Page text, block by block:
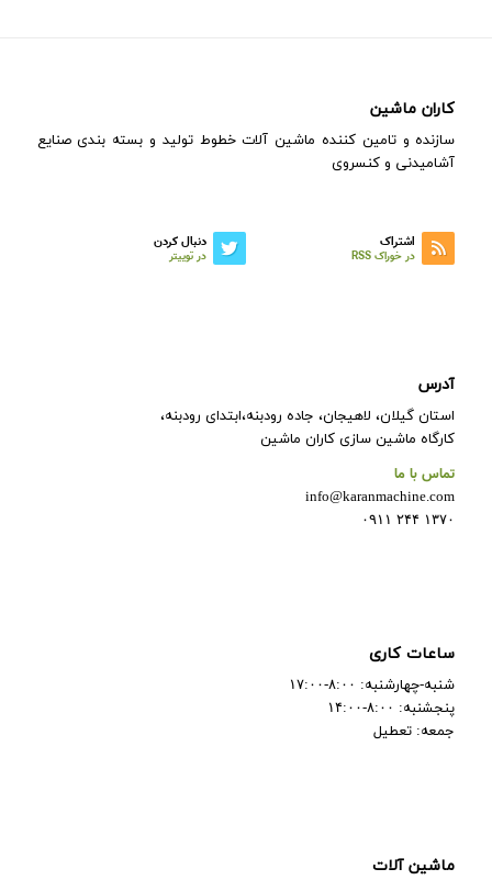
کاران ماشین
سازنده و تامین کننده ماشین آلات خطوط تولید و بسته بندی صنایع
آشامیدنی و کنسروی
دنبال کردن
در توییتر
اشتراک
در خوراک RSS
آدرس
استان گیلان، لاهیجان، جاده رودبنه،ابتدای رودبنه،
کارگاه ماشین سازی کاران ماشین
تماس با ما
info@karanmachine.com
۱۳۷۰ ۲۴۴ ۰۹۱۱
ساعات کاری
شنبه-چهارشنبه: ۸:۰۰-۱۷:۰۰
پنجشنبه: ۸:۰۰-۱۴:۰۰
جمعه: تعطیل
ماشین آلات